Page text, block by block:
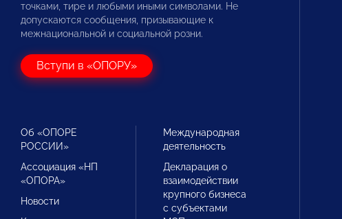
точками, тире и любыми иными символами. Не
допускаются сообщения, призывающие к
межнациональной и социальной розни.
Вступи в «ОПОРУ»
Об «ОПОРЕ
РОССИИ»
Ассоциация «НП
«ОПОРА»
Новости
Международная
деятельность
Декларация о
взаимодействии
крупного бизнеса
с субъектами